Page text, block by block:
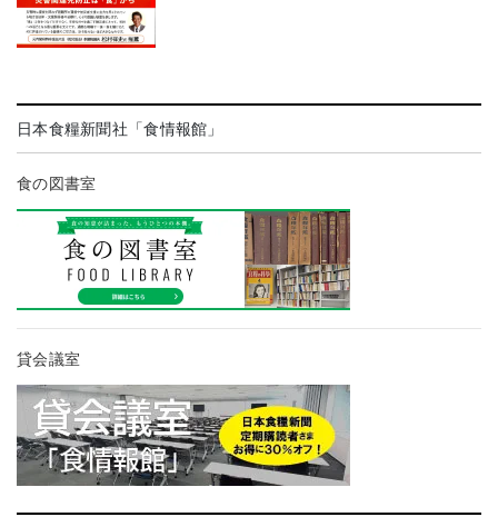
日本食糧新聞社「食情報館」
食の図書室
貸会議室